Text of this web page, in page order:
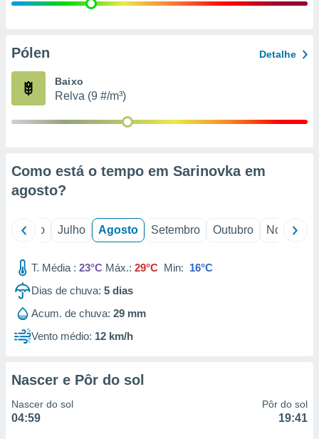
e
de
Pólen Detalhe
Baixo
Relva (9 #/m³)
Como está o tempo em Sarinovka em
agosto?
Junho Julho Agosto Setembro Outubro Novembro
T. Média : 23°C Máx.: 29°C Min: 16°C
Dias de chuva: 5 dias
Acum. de chuva: 29 mm
Vento médio: 12 km/h
Nascer e Pôr do sol
Nascer do sol
04:59
Pôr do sol
19:41